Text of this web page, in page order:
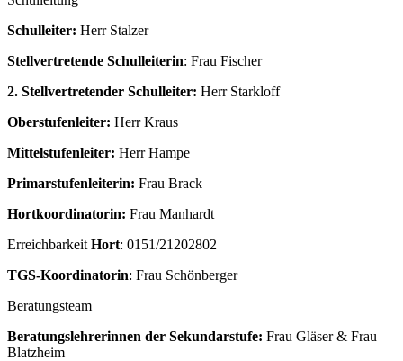
Schulleiter: Herr Stalzer
Stellvertretende Schulleiterin: Frau Fischer
2. Stellvertretender Schulleiter: Herr Starkloff
Oberstufenleiter: Herr Kraus
Mittelstufenleiter: Herr Hampe
Primarstufenleiterin: Frau Brack
Hortkoordinatorin: Frau Manhardt
Erreichbarkeit Hort: 0151/21202802
TGS-Koordinatorin: Frau Schönberger
Beratungsteam
Beratungslehrerinnen der Sekundarstufe: Frau Gläser & Frau
Blatzheim